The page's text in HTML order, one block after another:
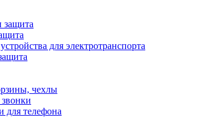
для электротранспорта
чехлы
для телефона